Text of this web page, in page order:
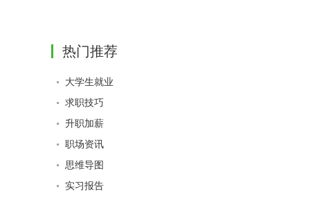
热门推荐
大学生就业
求职技巧
升职加薪
职场资讯
思维导图
实习报告